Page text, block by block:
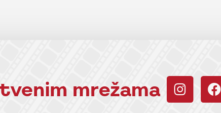
mrežama